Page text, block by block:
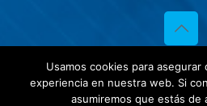
© 2020 Investigaciones
Reserved
y
Usamos cookies para asegurar
experiencia en nuestra web. Si
asumiremos que estás de